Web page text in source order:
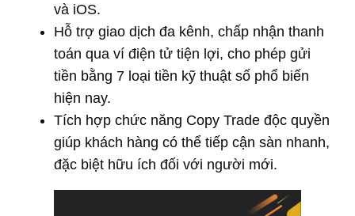
và iOS.
Hỗ trợ giao dịch đa kênh, chấp nhận thanh
toán qua ví điện tử tiện lợi, cho phép gửi
tiền bằng 7 loại tiền kỹ thuật số phổ biến
hiện nay.
Tích hợp chức năng Copy Trade độc quyền
giúp khách hàng có thể tiếp cận sàn nhanh,
đặc biệt hữu ích đối với người mới.